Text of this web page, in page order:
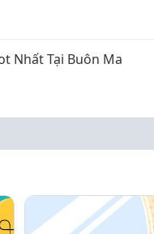
Nhất Tại Buôn Ma